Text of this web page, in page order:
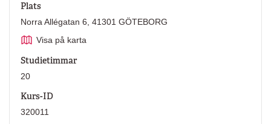
Plats
Norra Allégatan 6, 41301 GÖTEBORG
Visa på karta
Studietimmar
20
Kurs-ID
320011